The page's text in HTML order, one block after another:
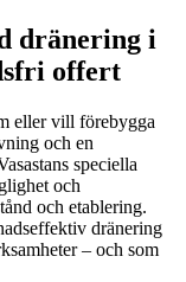
dränering i
offert
eller vill förebygga
och en
speciella
och
och etablering.
dränering
– och som